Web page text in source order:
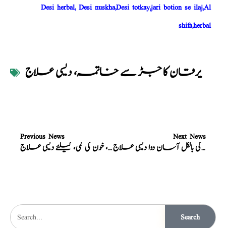
Desi herbal, Desi nuskha,Desi totkay,jari botion se ilaj,Al
shifa,herbal
یرقان کا جڑ سے خاتمہ، دیسی علاج
Previous News
جگر کی کمزوری، خون کی کمی، کیلئے دیسی علاج
Next News
پیلا یرقان، کی بالکل آسان دوا دیسی علاج
Search